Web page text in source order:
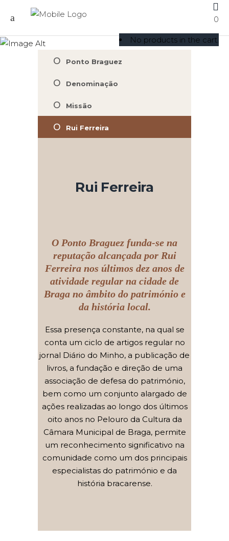
0
No products in the cart.
Quem somos
Ponto Braguez
Denominação
Missão
Rui Ferreira
Rui Ferreira
O Ponto Braguez funda-se na
reputação alcançada por Rui
Ferreira nos últimos dez anos de
atividade regular na cidade de
Braga no âmbito do património e
da história local.
Essa presença constante, na qual se
conta um ciclo de artigos regular no
jornal Diário do Minho, a publicação de
livros, a fundação e direção de uma
associação de defesa do património,
bem como um conjunto alargado de
ações realizadas ao longo dos últimos
oito anos no Pelouro da Cultura da
Câmara Municipal de Braga, permite
um reconhecimento significativo na
comunidade como um dos principais
especialistas do património e da
história bracarense.